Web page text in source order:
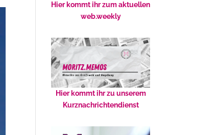
Hier kommt ihr zum aktuellen
web.weekly
Hier kommt ihr zu unserem
Kurznachrichtendienst